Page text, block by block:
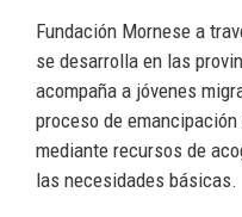
Fundación Mornese a
se desarrolla en las
acompaña a jóvenes
proceso de
mediante recursos de
las necesidades básicas.